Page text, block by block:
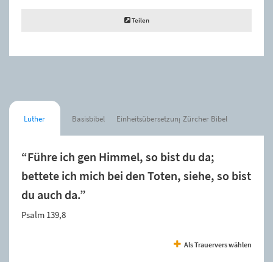
Teilen
Luther Basisbibel Einheitsübersetzung Zürcher Bibel
“Führe ich gen Himmel, so bist du da;
bettete ich mich bei den Toten, siehe, so bist
du auch da.”
Psalm 139,8
Als Trauervers wählen